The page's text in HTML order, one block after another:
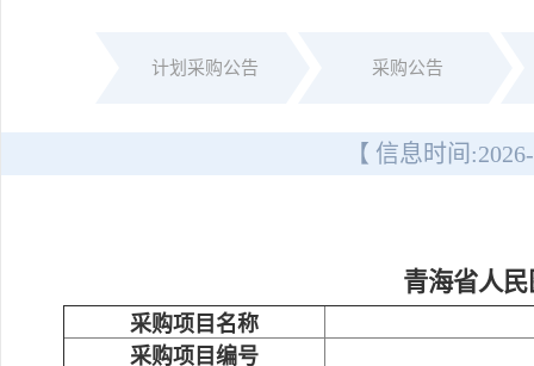
计划采购公告 采购公告
【 信息时间:
青海省人
采购项目名称
采购项目编号